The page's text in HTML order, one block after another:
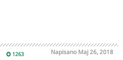
1263 Napisano Maj 26, 2018